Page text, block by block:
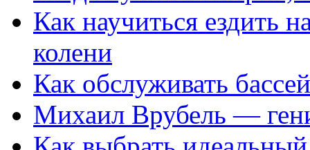
Как научиться ездить
колени
Как обслуживать
Михаил Врубель —